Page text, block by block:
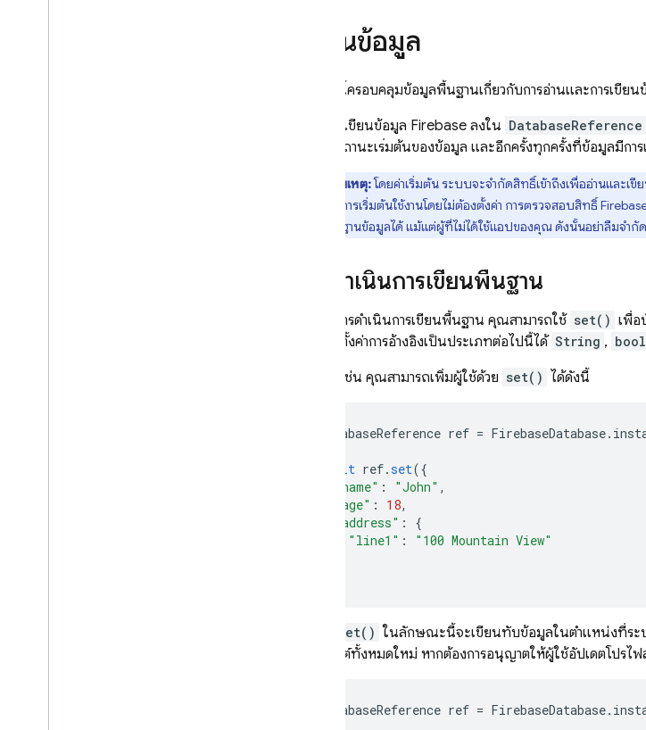
เขียนข้อมูล
เอกสารนี้ครอบคลุมข้อมูลพื้นฐานเกี่ยวกับการอ่านและการเขีย
ระบบจะเขียนข้อมูล Firebase ลงใน DatabaseReference
สำหรับสถานะเริ่มต้นของข้อมูล และอีกครั้งทุกครั้งที่ข้อมูลมีกา
หมายเหตุ:โดยค่าเริ่มต้น ระบบจะจำกัดสิทธิ์เข้าถึงเพื่ออ่านและเ
หากต้องการเริ่มต้นใช้งานโดยไม่ต้องตั้งค่า การตรวจสอบสิทธิ์
คนเข้าถึงฐานข้อมูลได้ แม้แต่ผู้ที่ไม่ได้ใช้แอปของคุณ ดังนั้นอย่าลืมจำ
การดำเนินการเขียนพื้นฐาน
สำหรับการดำเนินการเขียนพื้นฐาน คุณสามารถใช้ set() เพื่
สามารถตั้งค่าการอ้างอิงเป็นประเภทต่อไปนี้ได้ String ,
ตัวอย่างเช่น คุณสามารถเพิ่มผู้ใช้ด้วย set() ได้ดังนี้
DatabaseReference ref = FirebaseDatabase.
await ref.set({
"name" : "John" ,
"age" : 18,
"address" :
{
"line1" :
"100 Mountain View"
set() ในลักษณะนี้จะเขียนทับข้อมูลในตำแหน่งที่ระบุ
ออบเจ็กต์ทั้งหมดใหม่ หากต้องการอนุญาตให้ผู้ใช้อัปเดตโปร
DatabaseReference ref = FirebaseDatabase.